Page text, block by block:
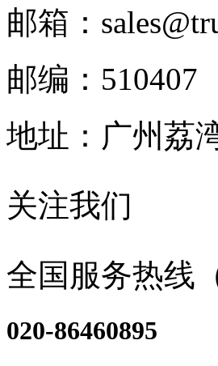
邮箱：
邮编：510407
地址：广州荔
关注我们
全国服务热线
020-86460895